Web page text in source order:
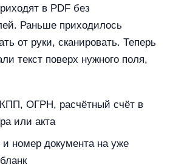
в PDF без
Раньше приходилось
от руки, сканировать. Теперь
текст поверх нужного поля,
ОГРН, расчётный счёт в
или акта
номер документа на уже